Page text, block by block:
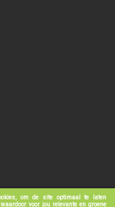
om de site optimaal te laten
voor jou relevante en groene